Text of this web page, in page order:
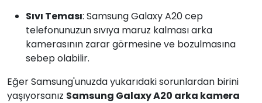
Sıvı Teması: Samsung Galaxy A20 cep
telefonunuzun sıvıya maruz kalması arka
kamerasının zarar görmesine ve bozulmasına
sebep olabilir.
Eğer Samsung'unuzda yukarıdaki sorunlardan birini
yaşıyorsanız Samsung Galaxy A20 arka kamera